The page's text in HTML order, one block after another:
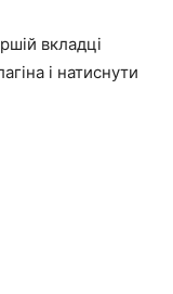
вкладці
і натиснути